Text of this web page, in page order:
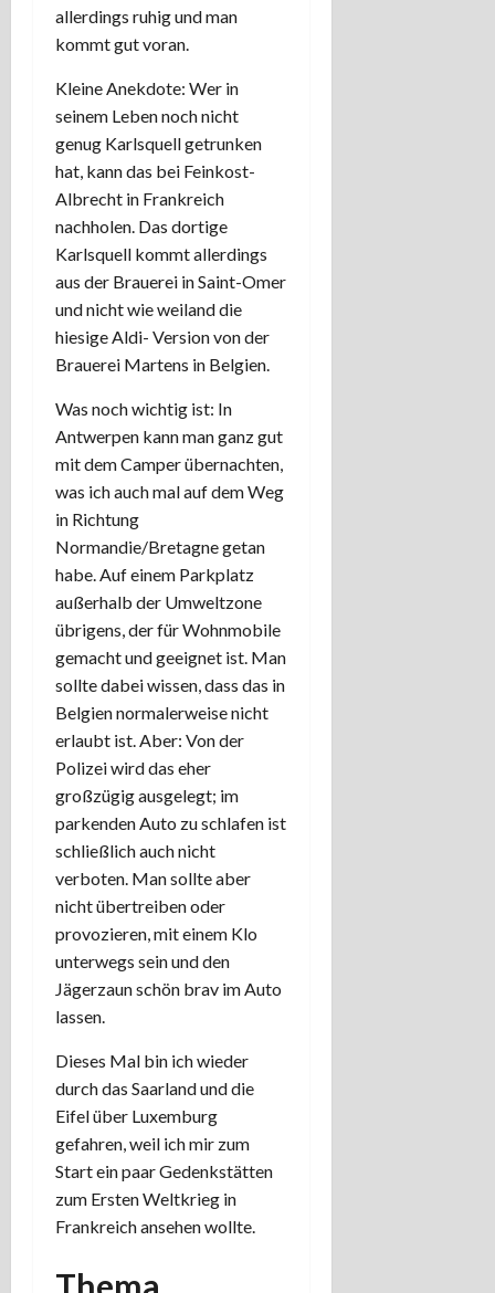
allerdings ruhig und man
kommt gut voran.
Kleine Anekdote: Wer in
seinem Leben noch nicht
genug Karlsquell getrunken
hat, kann das bei Feinkost-
Albrecht in Frankreich
nachholen. Das dortige
Karlsquell kommt allerdings
aus der Brauerei in Saint-Omer
und nicht wie weiland die
hiesige Aldi- Version von der
Brauerei Martens in Belgien.
Was noch wichtig ist: In
Antwerpen kann man ganz gut
mit dem Camper übernachten,
was ich auch mal auf dem Weg
in Richtung
Normandie/Bretagne getan
habe. Auf einem Parkplatz
außerhalb der Umweltzone
übrigens, der für Wohnmobile
gemacht und geeignet ist. Man
sollte dabei wissen, dass das in
Belgien normalerweise nicht
erlaubt ist. Aber: Von der
Polizei wird das eher
großzügig ausgelegt; im
parkenden Auto zu schlafen ist
schließlich auch nicht
verboten. Man sollte aber
nicht übertreiben oder
provozieren, mit einem Klo
unterwegs sein und den
Jägerzaun schön brav im Auto
lassen.
Dieses Mal bin ich wieder
durch das Saarland und die
Eifel über Luxemburg
gefahren, weil ich mir zum
Start ein paar Gedenkstätten
zum Ersten Weltkrieg in
Frankreich ansehen wollte.
Thema